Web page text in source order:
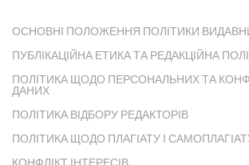
ОСНОВНІ ПОЛОЖЕННЯ ПОЛІТИКИ
ПУБЛІКАЦІЙНА ЕТИКА ТА РЕДАКЦІЙНА
ПОЛІТИКА ЩОДО ПЕРСОНАЛЬНИХ ТА
ДАНИХ
ПОЛІТИКА ВІДБОРУ РЕДАКТОРІВ
ПОЛІТИКА ЩОДО ПЛАГІАТУ І
КОНФЛІКТ ІНТЕРЕСІВ